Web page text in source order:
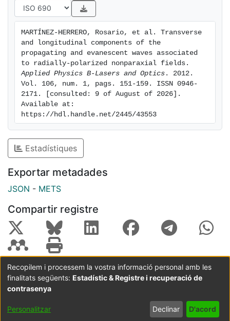
MARTÍNEZ-HERRERO, Rosario, et al. Transverse
and longitudinal components of the
propagating and evanescent waves associated
Applied Physics B-Lasers and Optics . 2012.
Vol. 106, num. 1, pags. 151-159. ISSN 0946-
2171. [consulted: 9 of August of 2026].
Available at:
https://hdl.handle.net/2445/43553
Estadístiques
Exportar metadades
JSON - METS
Compartir registre
Coordinació:CRAI UB Avís legal
Metadades
subjectes a:
Configuració
de cookies
privadesa
Recopilem i processem la vostra informació personal amb les
finalitats següents: Estadístic & Registre i recuperació de
contrasenya
Personalitzar Declinar D'acord